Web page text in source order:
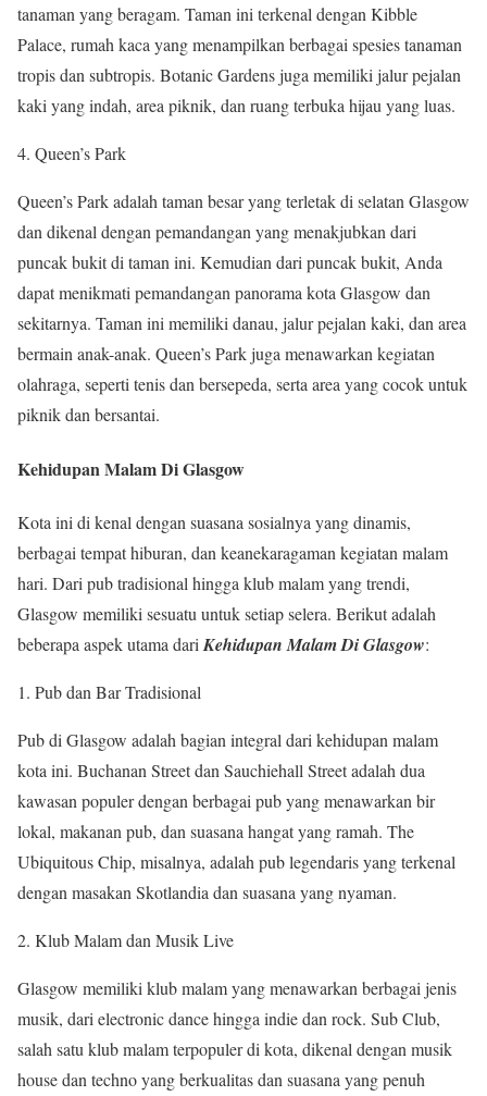
tanaman yang beragam. Taman ini terkenal dengan Kibble
Palace, rumah kaca yang menampilkan berbagai spesies tanaman
tropis dan subtropis. Botanic Gardens juga memiliki jalur pejalan
kaki yang indah, area piknik, dan ruang terbuka hijau yang luas.
4. Queen’s Park
Queen’s Park adalah taman besar yang terletak di selatan Glasgow
dan dikenal dengan pemandangan yang menakjubkan dari
puncak bukit di taman ini. Kemudian dari puncak bukit, Anda
dapat menikmati pemandangan panorama kota Glasgow dan
sekitarnya. Taman ini memiliki danau, jalur pejalan kaki, dan area
bermain anak-anak. Queen’s Park juga menawarkan kegiatan
olahraga, seperti tenis dan bersepeda, serta area yang cocok untuk
piknik dan bersantai.
Kehidupan Malam Di Glasgow
Kota ini di kenal dengan suasana sosialnya yang dinamis,
berbagai tempat hiburan, dan keanekaragaman kegiatan malam
hari. Dari pub tradisional hingga klub malam yang trendi,
Glasgow memiliki sesuatu untuk setiap selera. Berikut adalah
beberapa aspek utama dari Kehidupan Malam Di Glasgow:
1. Pub dan Bar Tradisional
Pub di Glasgow adalah bagian integral dari kehidupan malam
kota ini. Buchanan Street dan Sauchiehall Street adalah dua
kawasan populer dengan berbagai pub yang menawarkan bir
lokal, makanan pub, dan suasana hangat yang ramah. The
Ubiquitous Chip, misalnya, adalah pub legendaris yang terkenal
dengan masakan Skotlandia dan suasana yang nyaman.
2. Klub Malam dan Musik Live
Glasgow memiliki klub malam yang menawarkan berbagai jenis
musik, dari electronic dance hingga indie dan rock. Sub Club,
salah satu klub malam terpopuler di kota, dikenal dengan musik
house dan techno yang berkualitas dan suasana yang penuh